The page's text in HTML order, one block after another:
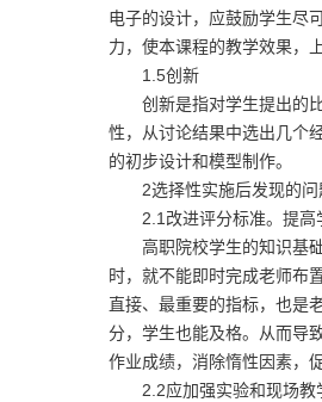
电子的设计，应鼓励学生尽
力，使本课程的教学效果，
1.5创新
创新是指对学生提出的比
性，从讨论结果中选出几个
的初步设计和模型制作。
2选择性实施后发现的问
2.1改进评分标准。提高
高职院校学生的知识基础
时，就不能即时完成老师布
直接、最重要的指标，也是
分，学生也能及格。从而导
作业成绩，消除惰性因素，
2.2应加强实验和现场教